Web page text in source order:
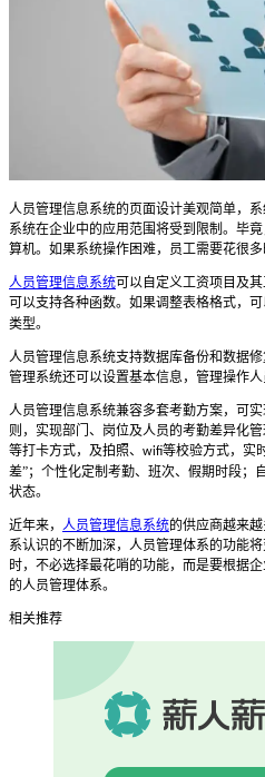
人员管理信息系统的页面设计美观简单，
系统在企业中的应用范围将受到限制。毕
算机。如果系统操作困难，员工需要花很多
人员管理信息系统可以自定义工资项目及
可以支持各种函数。如果调整表格格式，
类型。
人员管理信息系统支持数据库备份和数据
管理系统还可以设置基本信息，管理操作人
人员管理信息系统兼容多套考勤方案，可
则，实现部门、岗位及人员的考勤差异化
等打卡方式，及拍照、 wifi等校验方式，实
差”；个性化定制考勤、班次、假期时段；
状态。
近年来， 人员管理信息系统的供应商越来
系认识的不断加深，人员管理体系的功能
时，不必选择最花哨的功能，而是要根据
的人员管理体系。
相关推荐